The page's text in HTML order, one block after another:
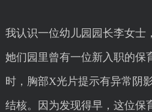
我认识一位幼儿园园长李女士
她们园里曾有一位新入职的保
时，胸部X光片提示有异常阴
结核。因为发现得早，这位保